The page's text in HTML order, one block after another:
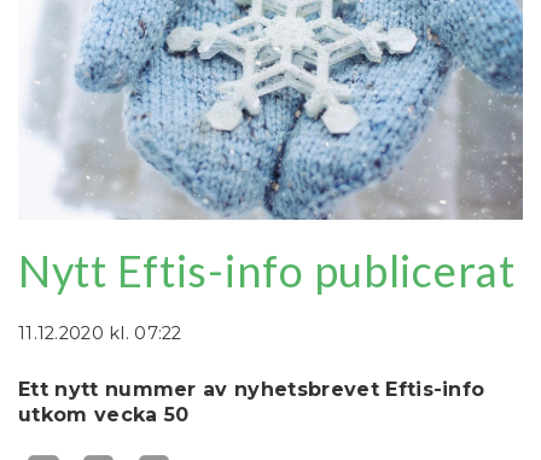
Nytt Eftis-info publicerat
11.12.2020 kl. 07:22
Ett nytt nummer av nyhetsbrevet Eftis-info
utkom vecka 50